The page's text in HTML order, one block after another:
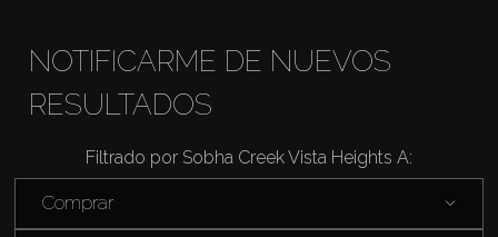
NOTIFICARME DE NUEVOS
RESULTADOS
Filtrado por Sobha Creek Vista Heights A:
Comprar